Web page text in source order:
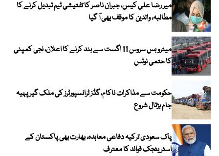
میر رضا علی کیس، جبران ناصر کا تفتیشی ٹیم تبدیل کرنے کا
مطالبہ، والدین کا موقف بھی آ گیا
میٹرو بس سروس 11 اگست سے بند کرنے کا اعلان، نجی کمپنی
کا حتمی نوٹس
حکومت سے مذاکرات ناکام، گڈز ٹرانسپورٹرز کی ملک گیر پہیہ
جام ہڑتال شروع
پاک سعودی ترکیہ دفاعی معاہدہ، بھارت بھی پاکستان کے
اسٹریٹجک فوائد کا معترف